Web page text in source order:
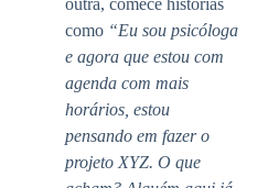
outra, comece histórias
como “Eu sou psicóloga
e agora que estou com
agenda com mais
horários, estou
pensando em fazer o
projeto XYZ. O que